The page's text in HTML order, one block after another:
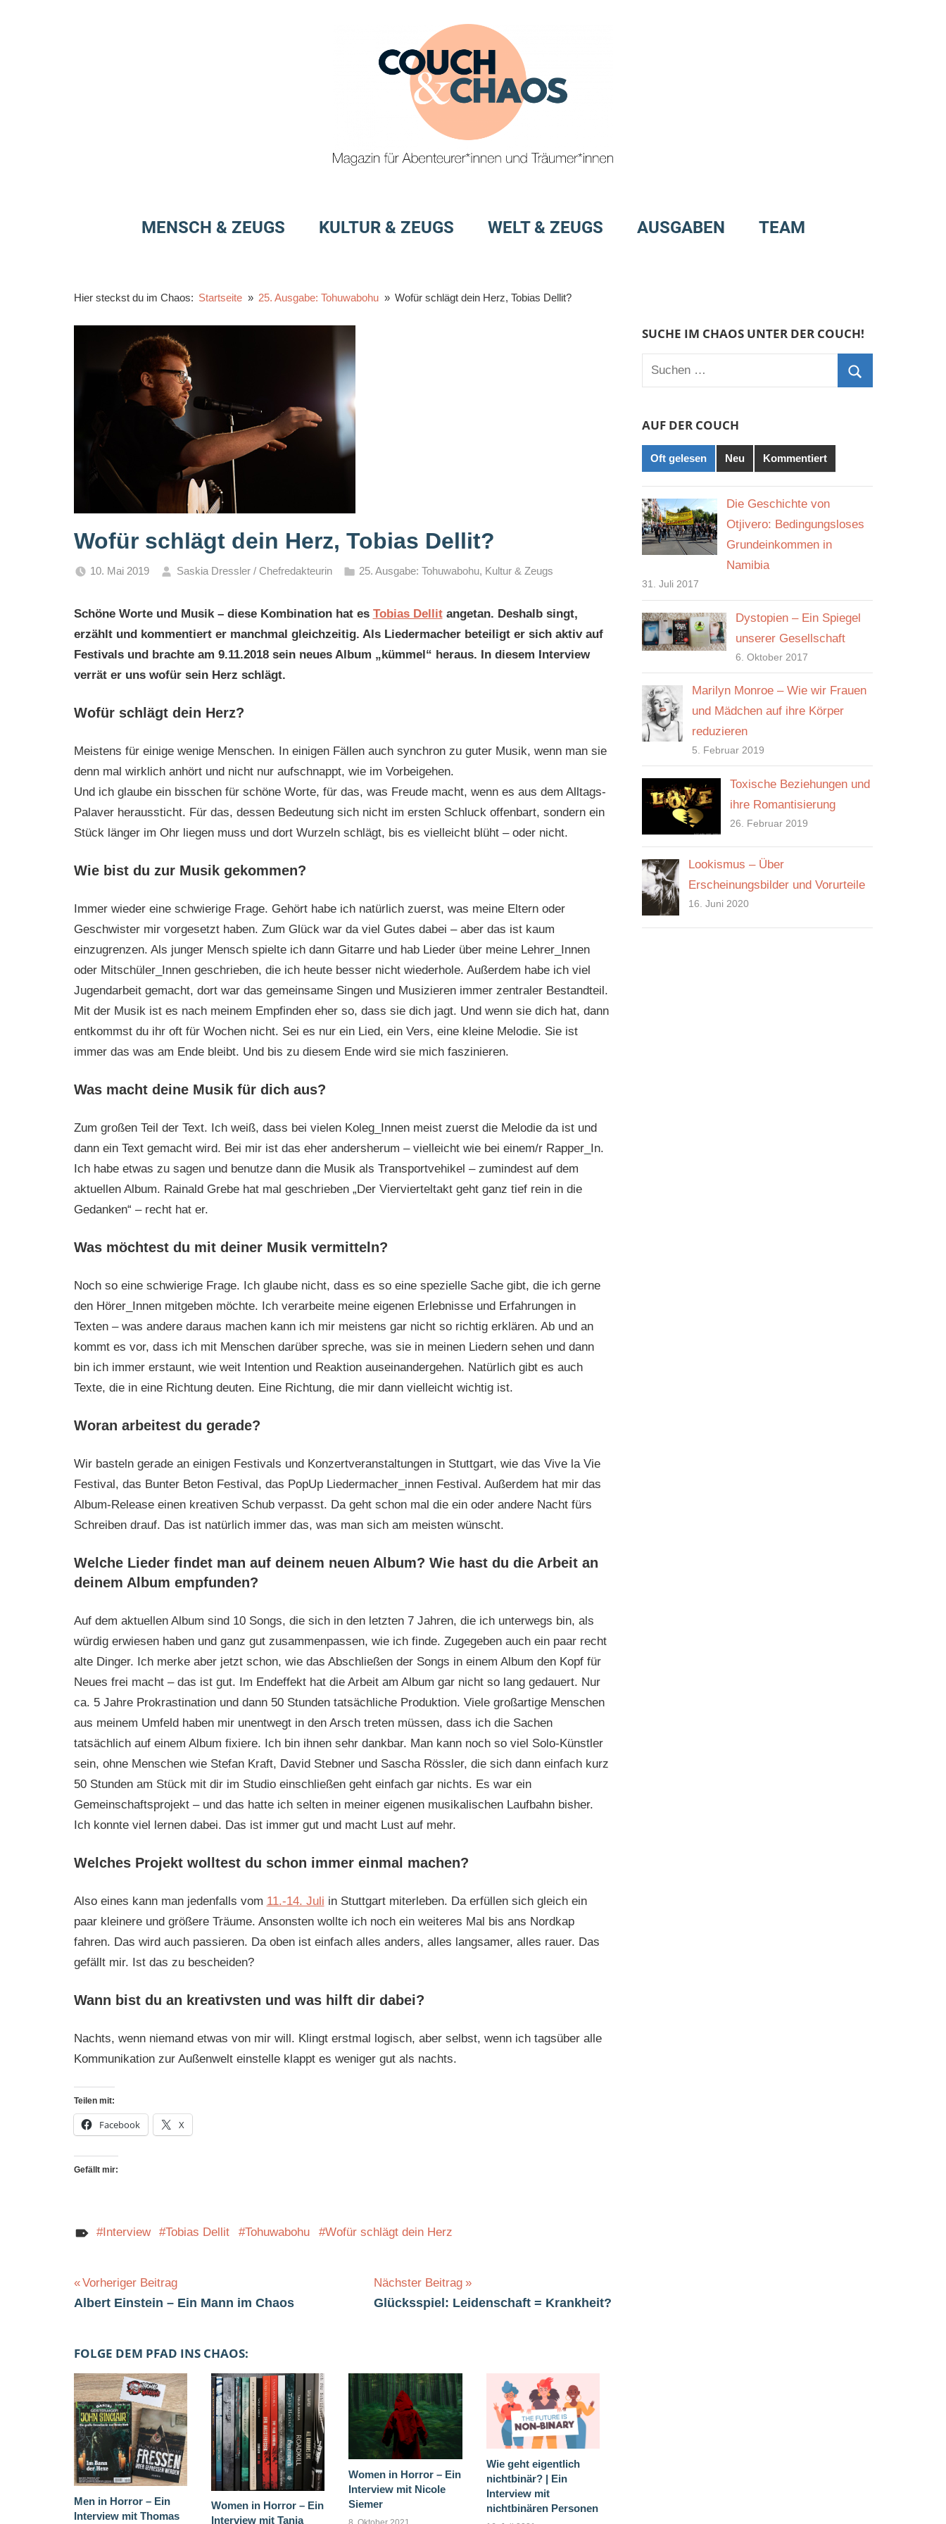
&
Abenteurer*innen
MENSCH & ZEUGS KULTUR & ZEUGS WELT & ZEUGS AUSGABEN TEAM
Hier steckst du im Chaos: Startseite 25. Ausgabe: Tohuwabohu Wofür schlägt dein Herz, Tobias Dellit?
Wofür schlägt dein Herz, Tobias Dellit?
10. Mai 2019 Saskia Dressler / Chefredakteurin 25. Ausgabe: Tohuwabohu, Kultur & Zeugs
Schöne Worte und Musik – diese Kombination hat es Tobias Dellitangetan. Deshalb singt,
erzählt und kommentiert er manchmal gleichzeitig. Als Liedermacher beteiligt er sich aktiv auf
Festivals und brachte am 9.11.2018 sein neues Album „kümmel“ heraus. In diesem Interview
verrät er uns wofür sein Herz schlägt.
Wofür schlägt dein Herz?
Meistens für einige wenige Menschen. In einigen Fällen auch synchron zu guter Musik, wenn man sie
denn mal wirklich anhört und nicht nur aufschnappt, wie im Vorbeigehen.
Und ich glaube ein bisschen für schöne Worte, für das, was Freude macht, wenn es aus dem Alltags-
Palaver heraussticht. Für das, dessen Bedeutung sich nicht im ersten Schluck offenbart, sondern ein
Stück länger im Ohr liegen muss und dort Wurzeln schlägt, bis es vielleicht blüht – oder nicht.
Wie bist du zur Musik gekommen?
Immer wieder eine schwierige Frage. Gehört habe ich natürlich zuerst, was meine Eltern oder
Geschwister mir vorgesetzt haben. Zum Glück war da viel Gutes dabei – aber das ist kaum
einzugrenzen. Als junger Mensch spielte ich dann Gitarre und hab Lieder über meine Lehrer_Innen
oder Mitschüler_Innen geschrieben, die ich heute besser nicht wiederhole. Außerdem habe ich viel
Jugendarbeit gemacht, dort war das gemeinsame Singen und Musizieren immer zentraler Bestandteil.
Mit der Musik ist es nach meinem Empfinden eher so, dass sie dich jagt. Und wenn sie dich hat, dann
entkommst du ihr oft für Wochen nicht. Sei es nur ein Lied, ein Vers, eine kleine Melodie. Sie ist
immer das was am Ende bleibt. Und bis zu diesem Ende wird sie mich faszinieren.
Was macht deine Musik für dich aus?
Zum großen Teil der Text. Ich weiß, dass bei vielen Koleg_Innen meist zuerst die Melodie da ist und
dann ein Text gemacht wird. Bei mir ist das eher andersherum – vielleicht wie bei einem/r Rapper_In.
Ich habe etwas zu sagen und benutze dann die Musik als Transportvehikel – zumindest auf dem
aktuellen Album. Rainald Grebe hat mal geschrieben „Der Viervierteltakt geht ganz tief rein in die
Gedanken“ – recht hat er.
Was möchtest du mit deiner Musik vermitteln?
Noch so eine schwierige Frage. Ich glaube nicht, dass es so eine spezielle Sache gibt, die ich gerne
den Hörer_Innen mitgeben möchte. Ich verarbeite meine eigenen Erlebnisse und Erfahrungen in
Texten – was andere daraus machen kann ich mir meistens gar nicht so richtig erklären. Ab und an
kommt es vor, dass ich mit Menschen darüber spreche, was sie in meinen Liedern sehen und dann
bin ich immer erstaunt, wie weit Intention und Reaktion auseinandergehen. Natürlich gibt es auch
Texte, die in eine Richtung deuten. Eine Richtung, die mir dann vielleicht wichtig ist.
Woran arbeitest du gerade?
Wir basteln gerade an einigen Festivals und Konzertveranstaltungen in Stuttgart, wie das Vive la Vie
Festival, das Bunter Beton Festival, das PopUp Liedermacher_innen Festival. Außerdem hat mir das
Album-Release einen kreativen Schub verpasst. Da geht schon mal die ein oder andere Nacht fürs
Schreiben drauf. Das ist natürlich immer das, was man sich am meisten wünscht.
Welche Lieder findet man auf deinem neuen Album? Wie hast du die Arbeit an
deinem Album empfunden?
Auf dem aktuellen Album sind 10 Songs, die sich in den letzten 7 Jahren, die ich unterwegs bin, als
würdig erwiesen haben und ganz gut zusammenpassen, wie ich finde. Zugegeben auch ein paar recht
alte Dinger. Ich merke aber jetzt schon, wie das Abschließen der Songs in einem Album den Kopf für
Neues frei macht – das ist gut. Im Endeffekt hat die Arbeit am Album gar nicht so lang gedauert. Nur
ca. 5 Jahre Prokrastination und dann 50 Stunden tatsächliche Produktion. Viele großartige Menschen
aus meinem Umfeld haben mir unentwegt in den Arsch treten müssen, dass ich die Sachen
tatsächlich auf einem Album fixiere. Ich bin ihnen sehr dankbar. Man kann noch so viel Solo-Künstler
sein, ohne Menschen wie Stefan Kraft, David Stebner und Sascha Rössler, die sich dann einfach kurz
50 Stunden am Stück mit dir im Studio einschließen geht einfach gar nichts. Es war ein
Gemeinschaftsprojekt – und das hatte ich selten in meiner eigenen musikalischen Laufbahn bisher.
Ich konnte viel lernen dabei. Das ist immer gut und macht Lust auf mehr.
Welches Projekt wolltest du schon immer einmal machen?
Also eines kann man jedenfalls vom 11.-14. Juli in Stuttgart miterleben. Da erfüllen sich gleich ein
paar kleinere und größere Träume. Ansonsten wollte ich noch ein weiteres Mal bis ans Nordkap
fahren. Das wird auch passieren. Da oben ist einfach alles anders, alles langsamer, alles rauer. Das
gefällt mir. Ist das zu bescheiden?
Wann bist du an kreativsten und was hilft dir dabei?
Nachts, wenn niemand etwas von mir will. Klingt erstmal logisch, aber selbst, wenn ich tagsüber alle
Kommunikation zur Außenwelt einstelle klappt es weniger gut als nachts.
Teilen mit:
Facebook X
Gefällt mir:
Interview Tobias Dellit Tohuwabohu Wofür schlägt dein Herz
Beitragsnavigation
Vorheriger Beitrag
Albert Einstein – Ein Mann im Chaos
Nächster Beitrag
Glücksspiel: Leidenschaft = Krankheit?
FOLGE DEM PFAD INS CHAOS:
Men in Horror – Ein
Interview mit Thomas
Women in Horror – Ein
Interview mit Tanja
Women in Horror – Ein
Interview mit Nicole
Siemer
Wie geht eigentlich
nichtbinär? | Ein
Interview mit
nichtbinären Personen
SUCHE IM CHAOS UNTER DER COUCH!
Suchen
AUF DER COUCH
Oft gelesen Neu Kommentiert
Die Geschichte von
Otjivero: Bedingungsloses
Grundeinkommen in
Namibia
31. Juli 2017
Dystopien – Ein Spiegel
unserer Gesellschaft
6. Oktober 2017
Marilyn Monroe – Wie wir Frauen
und Mädchen auf ihre Körper
reduzieren
5. Februar 2019
Toxische Beziehungen und
ihre Romantisierung
26. Februar 2019
Lookismus – Über
Erscheinungsbilder und Vorurteile
16. Juni 2020